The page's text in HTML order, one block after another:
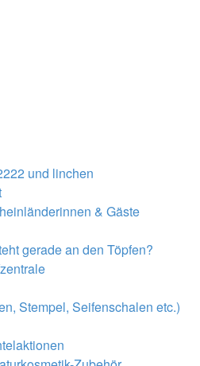
und linchen
& Gäste
gerade an den Töpfen?
Stempel, Seifenschalen etc.)